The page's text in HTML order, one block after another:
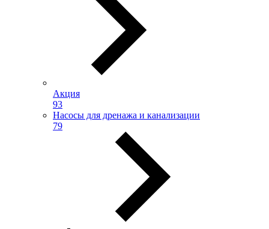
Акция
93
Насосы для дренажа и канализации
79